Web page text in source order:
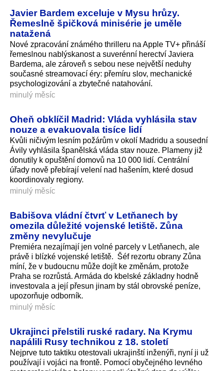
Javier Bardem exceluje v Mysu hrůzy.
Řemeslně špičková minisérie je uměle
natažená
Nové zpracování známého thrilleru na Apple TV+ přináší
řemeslnou nablýskanost a suverénní herectví Javiera
Bardema, ale zároveň s sebou nese největší neduhy
současné streamovací éry: přemíru slov, mechanické
psychologizování a zbytečné natahování.
minulý měsíc
Oheň obklíčil Madrid: Vláda vyhlásila stav
nouze a evakuovala tisíce lidí
Kvůli ničivým lesním požárům v okolí Madridu a sousední
Ávily vyhlásila španělská vláda stav nouze. Plameny již
donutily k opuštění domovů na 10 000 lidí. Centrální
úřady nově přebírají velení nad hašením, které dosud
koordinovaly regiony.
minulý měsíc
Babišova vládní čtvrť v Letňanech by
omezila důležité vojenské letiště. Zůna
změny nevylučuje
Premiéra nezajímají jen volné parcely v Letňanech, ale
právě i blízké vojenské letiště. Šéf rezortu obrany Zůna
míní, že v budoucnu může dojít ke změnám, protože
Praha se rozrůstá. Armáda do kbelské základny hodně
investovala a její přesun jinam by stál obrovské peníze,
upozorňuje odborník.
minulý měsíc
Ukrajinci přelstili ruské radary. Na Krymu
napálili Rusy technikou z 18. století
Nejprve tuto taktiku otestovali ukrajinští inženýři, nyní ji už
používají i vojáci na frontě. Pomocí obyčejného levného